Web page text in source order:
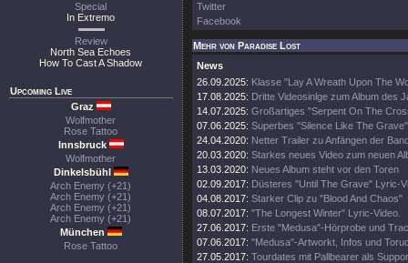
Special
In Extremo
Review
North Sea Echoes
How To Cast A Shadow
Upcoming Live
Graz
Wolfmother
Rose Tattoo
Innsbruck
Wolfmother
Dinkelsbühl
Arch Enemy (+21)
Arch Enemy (+21)
Arch Enemy (+21)
Arch Enemy (+21)
München
Rose Tattoo
Twitter
Facebook
Mehr von Paradise Lost
News
26.09.2025: Klasse "Lay A Wreath Upon The
17.08.2025: Dritte Videosinlge zum Album des
14.07.2025: Großartiges "Serpent On The
07.06.2025: Superbes "Silence Like The
24.04.2020: Netter Trailer zu Anfängen der
20.03.2020: Starkes neues Video zum neuen
13.03.2020: Neues Album steht vor den Toren
02.09.2017: Düsteres "Until The Grave" Lyric-
04.08.2017: Starker Clip zu "Blood And Chaos"
08.07.2017: "The Longest Winter" Lyric-Video.
27.06.2017: Erste "Medusa"-Hörprobe und
07.06.2017: "Medusa"-Artworkt, Infos und
27.05.2017: Tourdates mit Pallbearer als